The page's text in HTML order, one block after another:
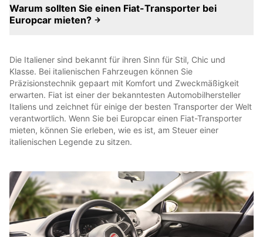
Warum sollten Sie einen Fiat-Transporter bei
Europcar mieten?
Die Italiener sind bekannt für ihren Sinn für Stil, Chic und
Klasse. Bei italienischen Fahrzeugen können Sie
Präzisionstechnik gepaart mit Komfort und Zweckmäßigkeit
erwarten. Fiat ist einer der bekanntesten Automobilhersteller
Italiens und zeichnet für einige der besten Transporter der Welt
verantwortlich. Wenn Sie bei Europcar einen Fiat-Transporter
mieten, können Sie erleben, wie es ist, am Steuer einer
italienischen Legende zu sitzen.